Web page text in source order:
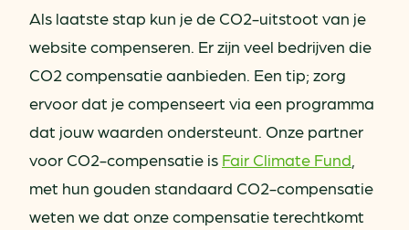
Als laatste stap kun je de CO2-uitstoot van je
website compenseren. Er zijn veel bedrijven die
CO2 compensatie aanbieden. Een tip; zorg
ervoor dat je compenseert via een programma
dat jouw waarden ondersteunt. Onze partner
voor CO2-compensatie is Fair Climate Fund
met hun gouden standaard CO2-compensatie
weten we dat onze compensatie terechtkomt